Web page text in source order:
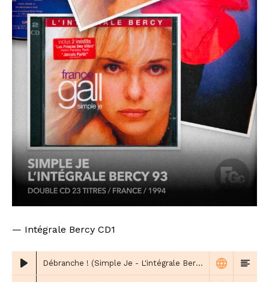
— Intégrale Bercy CD1
Débranche ! (Simple Je - L'intégrale Bercy CD1)